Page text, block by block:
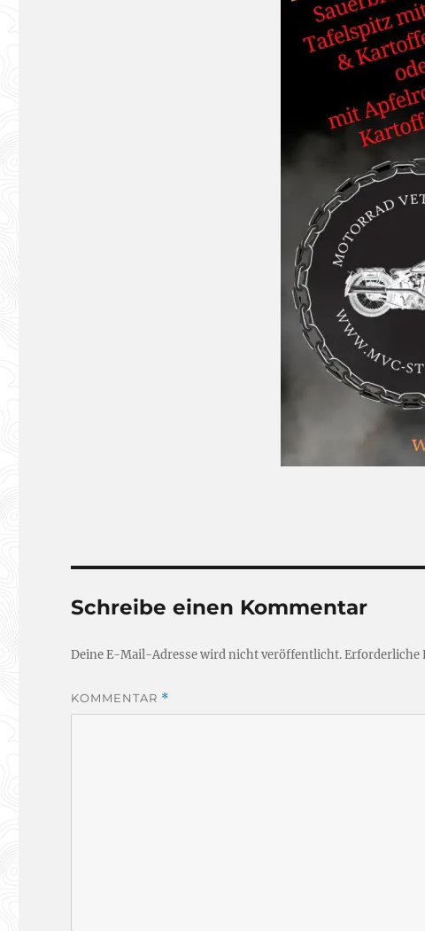
Schreibe einen Kommentar
Deine E-Mail-Adresse wird nicht veröffentlicht.Erforderliche
KOMMENTAR *